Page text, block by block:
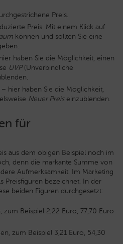
Preis.
Preis. Mit einem Klick auf
können und sollten Sie eine
haben Sie die Möglichkeit, einen
UVP(Unverbindliche
– hier haben Sie die Möglichkeit,
Neuer Preiseinzublenden.
für
aus dem obigen Beispiel noch im
denn die markante Summe von
Aufmerksamkeit. Im Marketing
Preisfiguren bezeichnet. In der
beiden Figuren durchgesetzt:
zum Beispiel 2,22 Euro, 77,70 Euro
zum Beispiel 3,21 Euro, 54,30